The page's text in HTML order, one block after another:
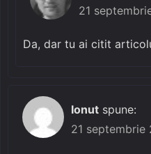
21
Da, dar tu ai citit
Ionut spune:
21 septembrie